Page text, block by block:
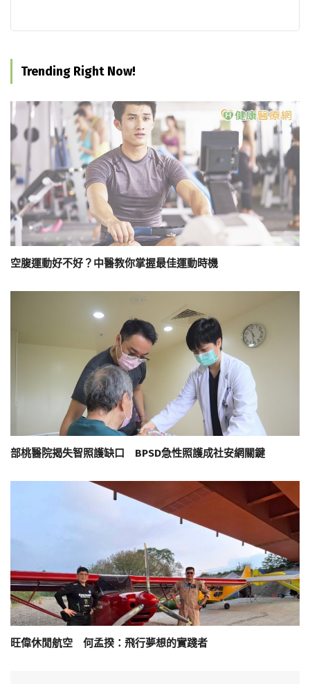
Trending Right Now!
空腹運動好不好？中醫教你掌握最佳運動時機
部桃醫院揭失智照護缺口 BPSD急性照護成社安網關鍵
旺偉休閒航空 何孟揆：飛行夢想的實踐者